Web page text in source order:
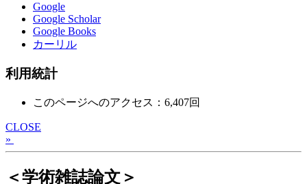
Google
Google Scholar
Google Books
カーリル
利用統計
このページへのアクセス：6,407回
CLOSE
»
＜学術雑誌論文＞